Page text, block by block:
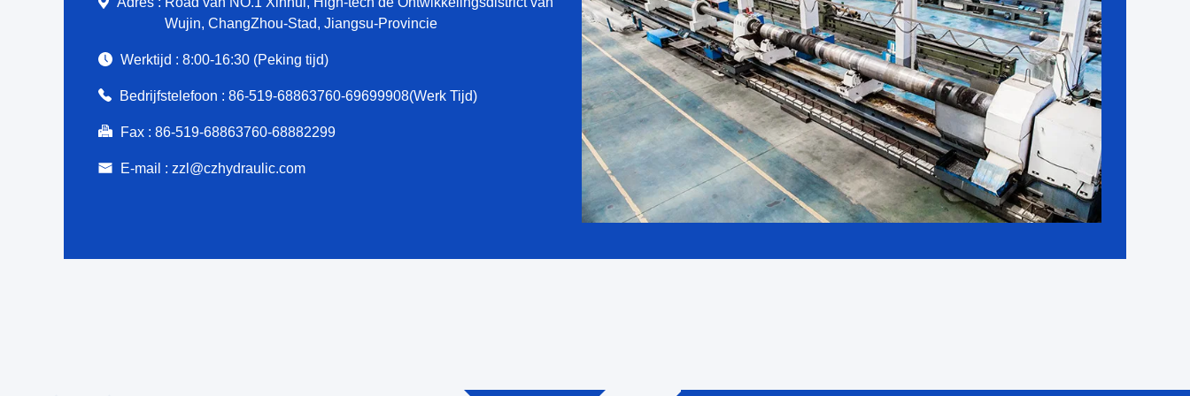
Wujin, ChangZhou-Stad, Jiangsu-Provincie
Werktijd : 8:00-16:30 (Peking tijd)
Bedrijfstelefoon : 86-519-68863760-69699908(Werk Tijd)
Fax : 86-519-68863760-68882299
E-mail : zzl@czhydraulic.com